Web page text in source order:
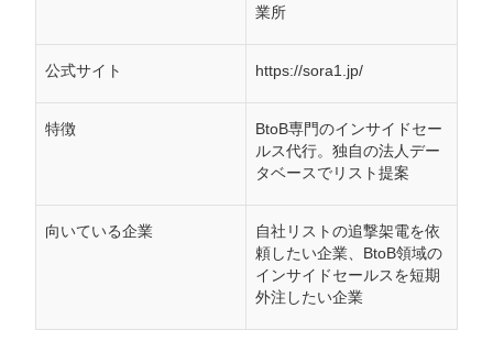
業所
公式サイト https://sora1.jp/
特徴
BtoB専門のインサイドセー
ルス代行。独自の法人デー
タベースでリスト提案
向いている企業
自社リストの追撃架電を依
頼したい企業、BtoB領域の
インサイドセールスを短期
外注したい企業